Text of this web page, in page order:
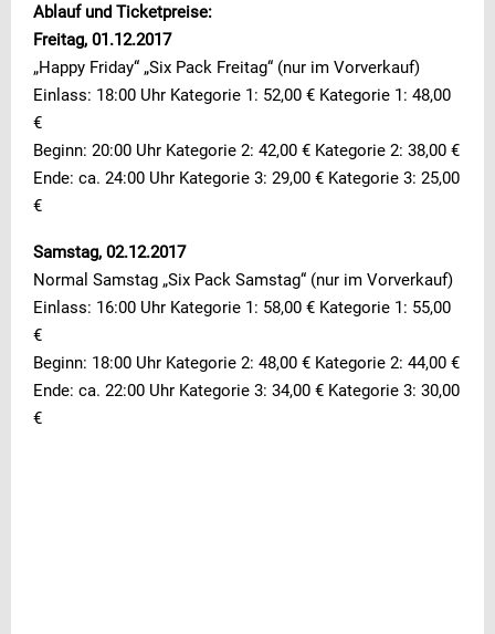
Ablauf und Ticketpreise:
Freitag, 01.12.2017
„Happy Friday“ „Six Pack Freitag“ (nur im Vorverkauf)
Einlass: 18:00 Uhr Kategorie 1: 52,00 € Kategorie 1: 48,00
€
Beginn: 20:00 Uhr Kategorie 2: 42,00 € Kategorie 2: 38,00 €
Ende: ca. 24:00 Uhr Kategorie 3: 29,00 € Kategorie 3: 25,00
€
Samstag, 02.12.2017
Normal Samstag „Six Pack Samstag“ (nur im Vorverkauf)
Einlass: 16:00 Uhr Kategorie 1: 58,00 € Kategorie 1: 55,00
€
Beginn: 18:00 Uhr Kategorie 2: 48,00 € Kategorie 2: 44,00 €
Ende: ca. 22:00 Uhr Kategorie 3: 34,00 € Kategorie 3: 30,00
€